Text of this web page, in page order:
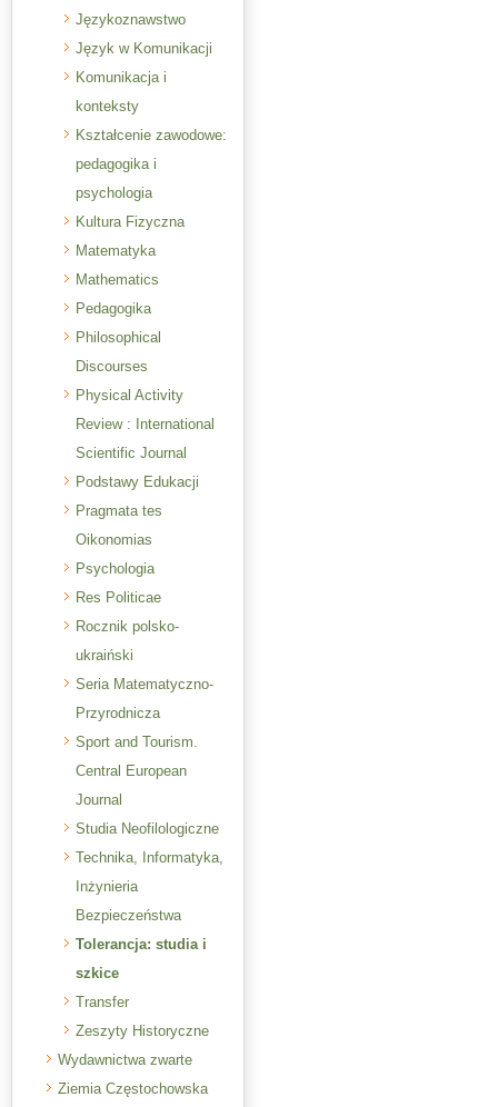
Językoznawstwo
Język w Komunikacji
Komunikacja i
konteksty
Kształcenie zawodowe:
pedagogika i
psychologia
Kultura Fizyczna
Matematyka
Mathematics
Pedagogika
Philosophical
Discourses
Physical Activity
Review : International
Scientific Journal
Podstawy Edukacji
Pragmata tes
Oikonomias
Psychologia
Res Politicae
Rocznik polsko-
ukraiński
Seria Matematyczno-
Przyrodnicza
Sport and Tourism.
Central European
Journal
Studia Neofilologiczne
Technika, Informatyka,
Inżynieria
Bezpieczeństwa
Tolerancja: studia i
szkice
Transfer
Zeszyty Historyczne
Wydawnictwa zwarte
Ziemia Częstochowska